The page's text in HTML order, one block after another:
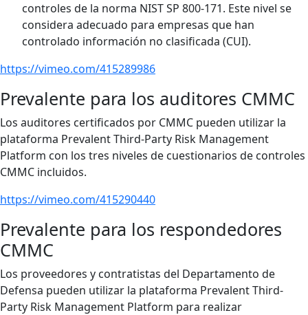
controles de la norma NIST SP 800-171. Este nivel se
considera adecuado para empresas que han
controlado información no clasificada (CUI).
https://vimeo.com/415289986
Prevalente para los auditores CMMC
Los auditores certificados por CMMC pueden utilizar la
plataforma Prevalent Third-Party Risk Management
Platform con los tres niveles de cuestionarios de controles
CMMC incluidos.
https://vimeo.com/415290440
Prevalente para los respondedores
CMMC
Los proveedores y contratistas del Departamento de
Defensa pueden utilizar la plataforma Prevalent Third-
Party Risk Management Platform para realizar